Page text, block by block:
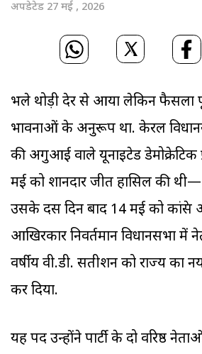
अपडेटेड 27 मई , 2026
भले थोड़ी देर से आया लेकिन फैसला
भावनाओं के अनुरूप था. केरल
की अगुआई वाले यूनाइटेड डेमोक्रेटिक
मई को शानदार जीत हासिल की
उसके दस दिन बाद 14 मई को
आखिरकार निवर्तमान विधानसभा में
वर्षीय वी.डी. सतीशन को राज्य का
कर दिया.
यह पद उन्होंने पार्टी के दो वरिष्ठ